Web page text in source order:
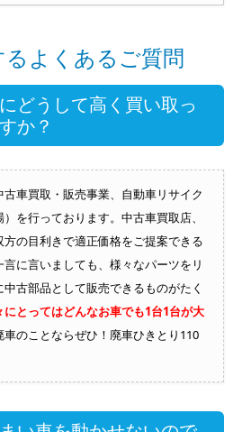
よくあるご質問
どうして高く買い取っ
か？
車買取・販売事業、自動車リサイク
を行っております。中古車買取店、
の目利きで適正価格をご提案できる
に言いましても、様々なパーツをリ
古部品として販売できるものがたく
にとってはどんなお車でも1台1台が大
車のことならぜひ！廃車ひきとり110